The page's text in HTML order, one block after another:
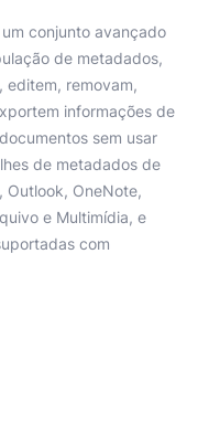
conjunto avançado
de metadados,
editem, removam,
informações de
sem usar
de metadados de
Outlook, OneNote,
e Multimídia, e
com